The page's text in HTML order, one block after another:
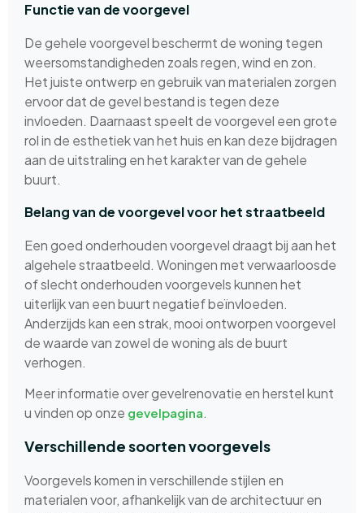
Functie van de voorgevel
De gehele voorgevel beschermt de woning tegen
weersomstandigheden zoals regen, wind en zon.
Het juiste ontwerp en gebruik van materialen zorgen
ervoor dat de gevel bestand is tegen deze
invloeden. Daarnaast speelt de voorgevel een grote
rol in de esthetiek van het huis en kan deze bijdragen
aan de uitstraling en het karakter van de gehele
buurt.
Belang van de voorgevel voor het straatbeeld
Een goed onderhouden voorgevel draagt bij aan het
algehele straatbeeld. Woningen met verwaarloosde
of slecht onderhouden voorgevels kunnen het
uiterlijk van een buurt negatief beïnvloeden.
Anderzijds kan een strak, mooi ontworpen voorgevel
de waarde van zowel de woning als de buurt
verhogen.
Meer informatie over gevelrenovatie en herstel kunt
u vinden op onze gevelpagina.
Verschillende soorten voorgevels
Voorgevels komen in verschillende stijlen en
materialen voor, afhankelijk van de architectuur en